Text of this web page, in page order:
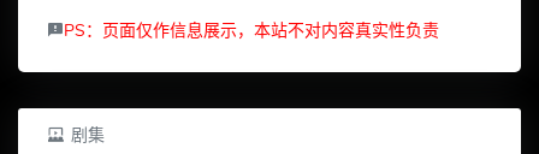
PS：页面仅作信息展示，本站不对内容真实性负责
剧集